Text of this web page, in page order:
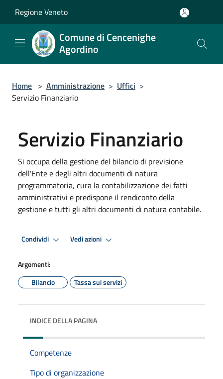
Regione Veneto
Comune di Cencenighe
Agordino
Home > Amministrazione > Uffici >
Servizio Finanziario
Servizio Finanziario
Si occupa della gestione del bilancio di previsione
dell'Ente e degli altri documenti di natura
programmatoria, cura la contabilizzazione dei fatti
amministrativi e predispone il rendiconto della
gestione e tutti gli altri documenti di natura contabile.
Condividi Vedi azioni
Argomenti:
Bilancio
Tassa sui servizi
INDICE DELLA PAGINA
Competenze
Tipo di organizzazione